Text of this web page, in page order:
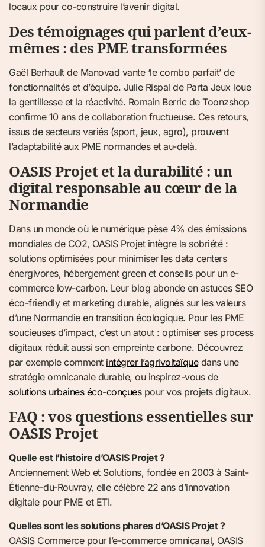
locaux pour co-construire l’avenir digital.
Des témoignages qui parlent d’eux-
mêmes : des PME transformées
Gaël Berhault de Manovad vante ‘le combo parfait’ de
fonctionnalités et d’équipe. Julie Rispal de Parta Jeux loue
la gentillesse et la réactivité. Romain Berric de Toonzshop
confirme 10 ans de collaboration fructueuse. Ces retours,
issus de secteurs variés (sport, jeux, agro), prouvent
l’adaptabilité aux PME normandes et au-delà.
OASIS Projet et la durabilité : un
digital responsable au cœur de la
Normandie
Dans un monde où le numérique pèse 4% des émissions
mondiales de CO2, OASIS Projet intègre la sobriété :
solutions optimisées pour minimiser les data centers
énergivores, hébergement green et conseils pour un e-
commerce low-carbon. Leur blog abonde en astuces SEO
éco-friendly et marketing durable, alignés sur les valeurs
d’une Normandie en transition écologique. Pour les PME
soucieuses d’impact, c’est un atout : optimiser ses process
digitaux réduit aussi son empreinte carbone. Découvrez
par exemple comment intégrer l’agrivoltaïquedans une
stratégie omnicanale durable, ou inspirez-vous de
solutions urbaines éco-conçuespour vos projets digitaux.
FAQ : vos questions essentielles sur
OASIS Projet
Quelle est l’histoire d’OASIS Projet ?
Anciennement Web et Solutions, fondée en 2003 à Saint-
Étienne-du-Rouvray, elle célèbre 22 ans d’innovation
digitale pour PME et ETI.
Quelles sont les solutions phares d’OASIS Projet ?
OASIS Commerce pour l’e-commerce omnicanal, OASIS